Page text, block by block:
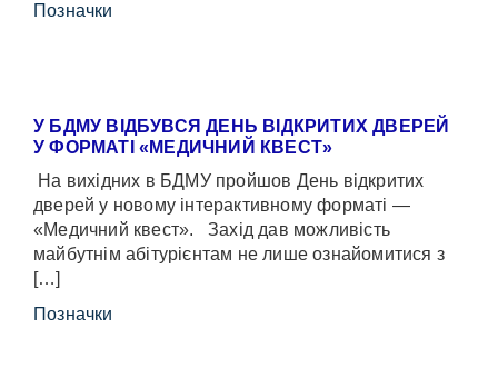
Позначки
У БДМУ ВІДБУВСЯ ДЕНЬ ВІДКРИТИХ ДВЕРЕЙ
У ФОРМАТІ «МЕДИЧНИЙ КВЕСТ»
На вихідних в БДМУ пройшов День відкритих
дверей у новому інтерактивному форматі —
«Медичний квест». Захід дав можливість
майбутнім абітурієнтам не лише ознайомитися з
[…]
Позначки